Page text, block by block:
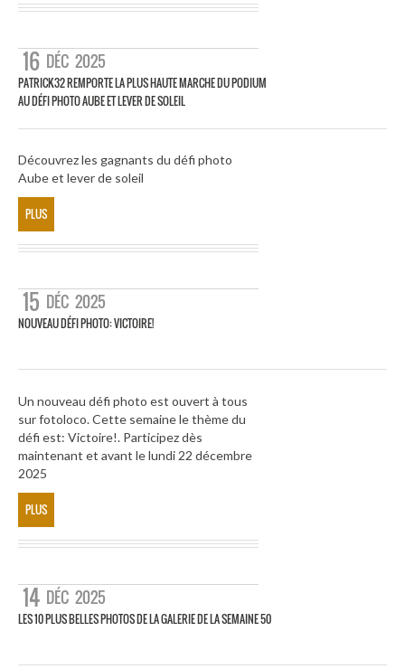
16 DÉC 2025
PATRICK32 REMPORTE LA PLUS HAUTE MARCHE DU PODIUM
AU DÉFI PHOTO AUBE ET LEVER DE SOLEIL
Découvrez les gagnants du défi photo
Aube et lever de soleil
PLUS
15 DÉC 2025
NOUVEAU DÉFI PHOTO: VICTOIRE!
Un nouveau défi photo est ouvert à tous
sur fotoloco. Cette semaine le thème du
défi est: Victoire!. Participez dès
maintenant et avant le lundi 22 décembre
2025
PLUS
14 DÉC 2025
LES 10 PLUS BELLES PHOTOS DE LA GALERIE DE LA SEMAINE 50